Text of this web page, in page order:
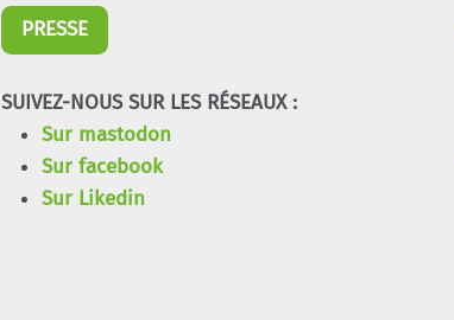
PRESSE
SUIVEZ-NOUS SUR LES RÉSEAUX :
Sur mastodon
Sur facebook
Sur Likedin